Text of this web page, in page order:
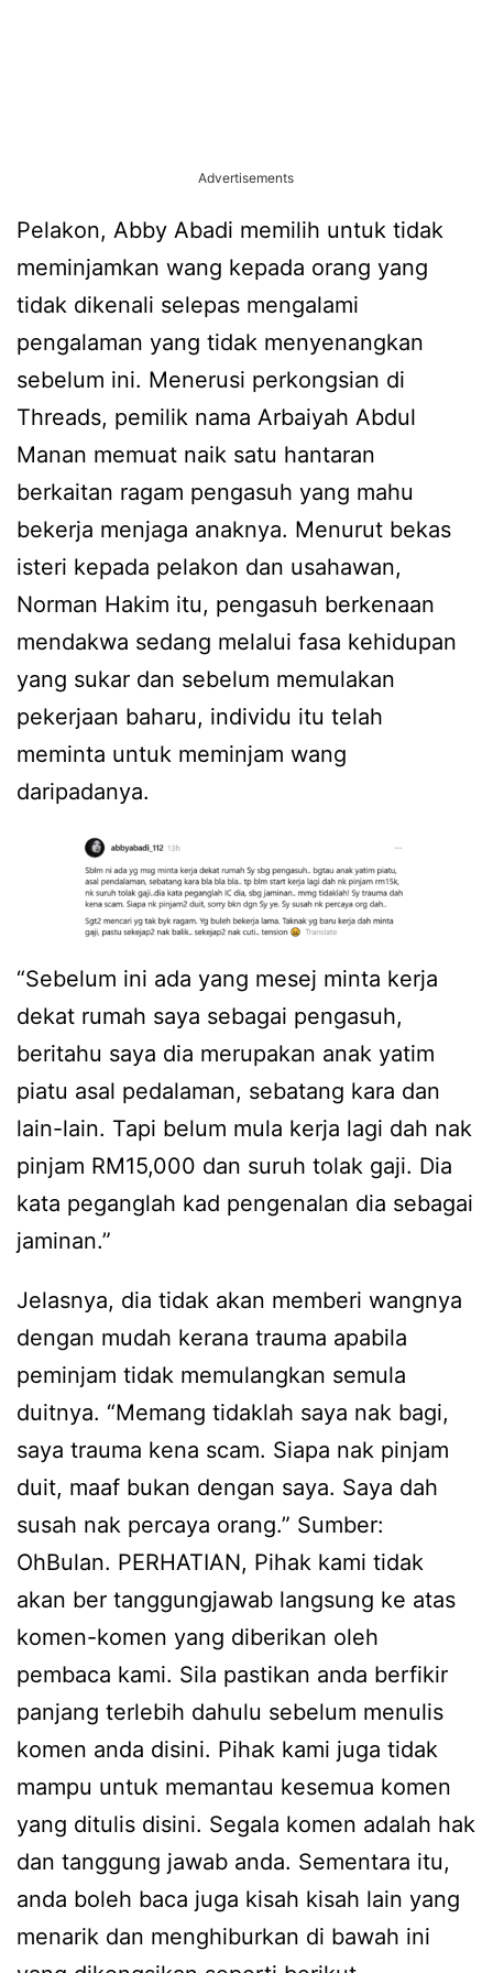
Advertisements
Pelakon, Abby Abadi memilih untuk tidak
meminjamkan wang kepada orang yang
tidak dikenali selepas mengalami
pengalaman yang tidak menyenangkan
sebelum ini. Menerusi perkongsian di
Threads, pemilik nama Arbaiyah Abdul
Manan memuat naik satu hantaran
berkaitan ragam pengasuh yang mahu
bekerja menjaga anaknya. Menurut bekas
isteri kepada pelakon dan usahawan,
Norman Hakim itu, pengasuh berkenaan
mendakwa sedang melalui fasa kehidupan
yang sukar dan sebelum memulakan
pekerjaan baharu, individu itu telah
meminta untuk meminjam wang
daripadanya.
“Sebelum ini ada yang mesej minta kerja
dekat rumah saya sebagai pengasuh,
beritahu saya dia merupakan anak yatim
piatu asal pedalaman, sebatang kara dan
lain-lain. Tapi belum mula kerja lagi dah nak
pinjam RM15,000 dan suruh tolak gaji. Dia
kata peganglah kad pengenalan dia sebagai
jaminan.”
Jelasnya, dia tidak akan memberi wangnya
dengan mudah kerana trauma apabila
peminjam tidak memulangkan semula
duitnya. “Memang tidaklah saya nak bagi,
saya trauma kena scam. Siapa nak pinjam
duit, maaf bukan dengan saya. Saya dah
susah nak percaya orang.” Sumber:
OhBulan. PERHATIAN, Pihak kami tidak
akan ber tanggungjawab langsung ke atas
komen-komen yang diberikan oleh
pembaca kami. Sila pastikan anda berfikir
panjang terlebih dahulu sebelum menulis
komen anda disini. Pihak kami juga tidak
mampu untuk memantau kesemua komen
yang ditulis disini. Segala komen adalah hak
dan tanggung jawab anda. Sementara itu,
anda boleh baca juga kisah kisah lain yang
menarik dan menghiburkan di bawah ini